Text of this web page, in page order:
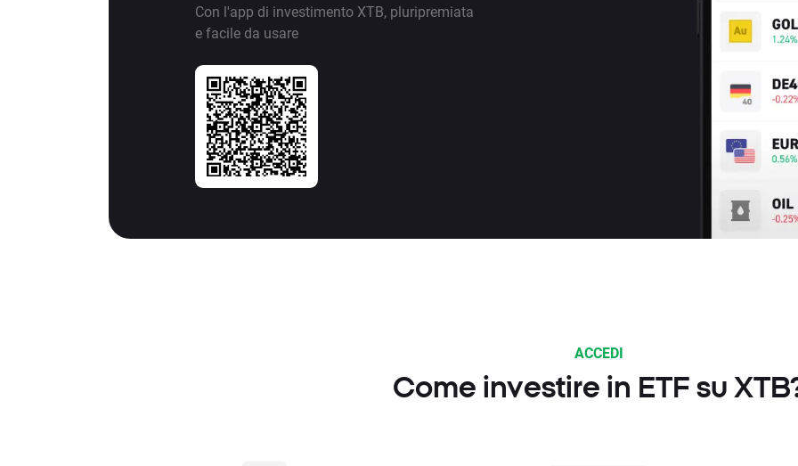
Con l'app di investimento XTB, pluripremiata
e facile da usare
ACCEDI
Come investire in ETF su